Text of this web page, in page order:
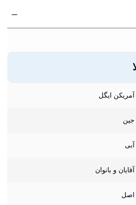
آمریکن ایگل
جین
آبی
آقایان و بانوان
اصل